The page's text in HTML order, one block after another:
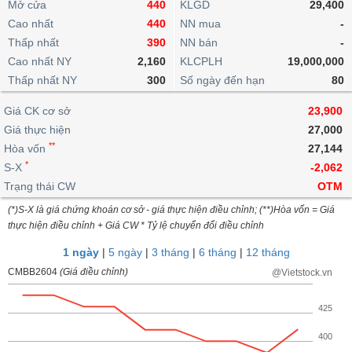
Giao
bộ
Niên
giám
Tài
liệu
cổ
đông
Định
giá
Nước
ngoài
Tự
doanh
Top
cổ
phiếu
Bản
đồ
Thống
dịch
Chứng
quyền
Tổng
Thống
kê
giao
Định
giá
Thống
kê
Tin
tức
tích
kỹ
thuật
Bảng
giá
tuyến
Bộ
cổ
phiếu
cổ
phiếu
Báo
phân
mô
lai
quyền
Trái
phiếu
doanh
nghiệp
Awards
Đào
vụ
Mở cửa
440
Cao nhất
440
Thấp nhất
390
Cao nhất NY
2,160
Thấp nhất NY
300
KLGD
29,400
NN mua
-
NN bán
-
KLCPLH
19,000,000
Số ngày đến hạn
80
Giá CK cơ sở
23,900
Giá thực hiện
27,000
Hòa vốn **
27,144
S-X *
-2,062
Trạng thái CW
OTM
(*)S-X là giá chứng khoán cơ sở - giá thực hiện điều chỉnh; (**)Hòa vốn = Giá
thực hiện điều chỉnh + Giá CW * Tỷ lệ chuyển đổi điều chỉnh
1 ngày| 5 ngày| 3 tháng | 6 tháng | 12 tháng
CMBB2604 (Giá điều chỉnh) @Vietstock.vn
400
425
BẤT
ĐỘNG
SẢN
TÀI
CHÍNH
HÀNG
HÓA
TẾ